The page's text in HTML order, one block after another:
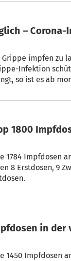
impfen zu
Infektion
Babys ab
1784 Impfdosen
8 Erstdosen, 9
1450 Impfdosen